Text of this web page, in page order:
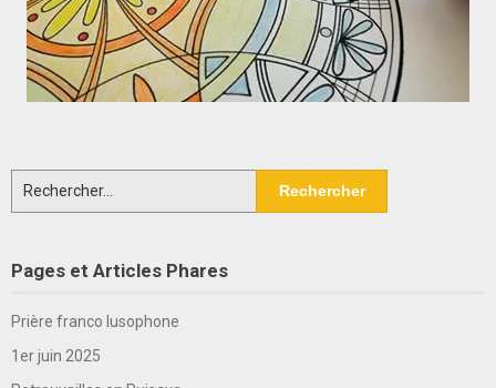
Pages et Articles Phares
Prière franco lusophone
1er juin 2025